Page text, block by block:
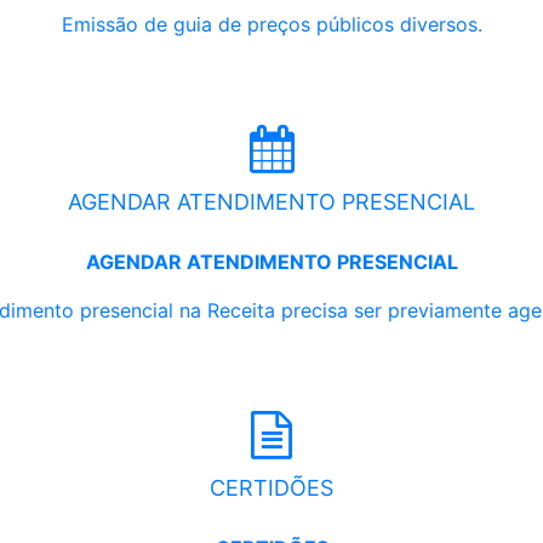
Emissão de guia de preços públicos diversos.
AGENDAR ATENDIMENTO PRESENCIAL
AGENDAR ATENDIMENTO PRESENCIAL
presencial na Receita precisa ser previamente
CERTIDÕES